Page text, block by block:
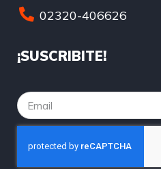
02320-406626
¡SUSCRIBITE!